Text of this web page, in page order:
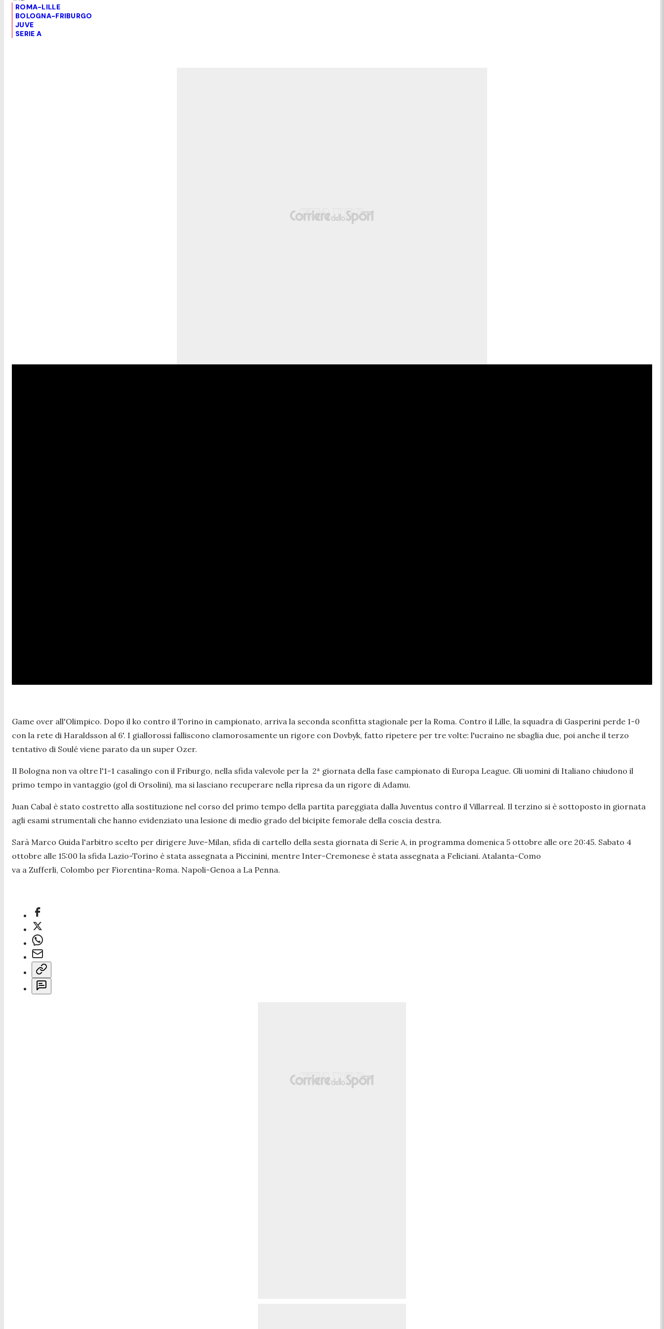
ROMA-LILLE
BOLOGNA-FRIBURGO
JUVE
SERIE A
Game over all'Olimpico. Dopo il ko contro il Torino in campionato, arriva la seconda sconfitta stagionale per la Roma. Contro il Lille, la squadra di Gasperini perde 1-0
con la rete di Haraldsson al 6'. I giallorossi falliscono clamorosamente un rigore con Dovbyk, fatto ripetere per tre volte: l'ucraino ne sbaglia due, poi anche il terzo
tentativo di Soulé viene parato da un super Ozer.
Il Bologna non va oltre l'1-1 casalingo con il Friburgo, nella sfida valevole per la 2ª giornata della fase campionato di Europa League. Gli uomini di Italiano chiudono il
primo tempo in vantaggio (gol di Orsolini), ma si lasciano recuperare nella ripresa da un rigore di Adamu.
Juan Cabal è stato costretto alla sostituzione nel corso del primo tempo della partita pareggiata dalla Juventus contro il Villarreal. Il terzino si è sottoposto in giornata
agli esami strumentali che hanno evidenziato una lesione di medio grado del bicipite femorale della coscia destra.
Sarà Marco Guida l'arbitro scelto per dirigere Juve-Milan, sfida di cartello della sesta giornata di Serie A, in programma domenica 5 ottobre alle ore 20:45. Sabato 4
ottobre alle 15:00 la sfida Lazio-Torino è stata assegnata a Piccinini, mentre Inter-Cremonese è stata assegnata a Feliciani. Atalanta-Como
va a Zufferli, Colombo per Fiorentina-Roma. Napoli-Genoa a La Penna.